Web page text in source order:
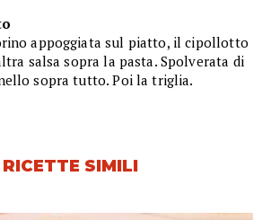
appoggiata sul piatto, il cipollotto
salsa sopra la pasta. Spolverata di
sopra tutto. Poi la triglia.
RICETTE SIMILI